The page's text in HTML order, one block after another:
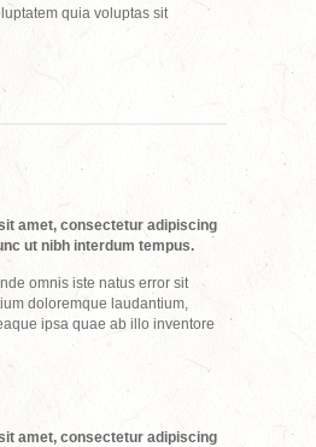
quia voluptas sit
amet, consectetur adipiscing
ut nibh interdum tempus.
omnis iste natus error sit
doloremque laudantium,
ipsa quae ab illo inventore
amet, consectetur adipiscing